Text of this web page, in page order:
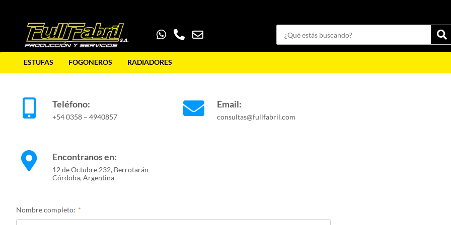
ESTUFAS FOGONEROS RADIADORES
Contacto
Teléfono:
+54 0358 – 4940857
Email:
consultas@fullfabril.com
Encontranos en:
12 de Octubre 232, Berrotarán
Córdoba, Argentina
Nombre completo: